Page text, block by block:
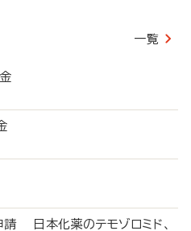
一覧
金
金
日本化薬のテモゾロミド、